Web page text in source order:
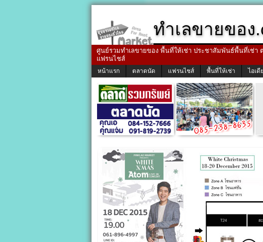
ทำเลขายของ
ศูนย์รวมทำเลขายของ พื้นที่ให้เช่า ประชาสัมพันธ์พื้นที่เช่า
แฟรนไชส์
หน้าแรก ตลาดนัด แฟรนไชส์ พื้นที่ให้เช่า ไอเ